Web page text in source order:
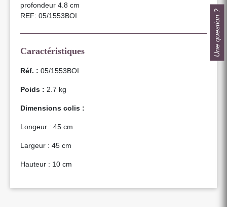
profondeur 4.8 cm
REF: 05/1553BOI
Caractéristiques
Réf. : 05/1553BOI
Poids : 2.7 kg
Dimensions colis :
Longeur : 45 cm
Largeur : 45 cm
Hauteur : 10 cm
Une question ?